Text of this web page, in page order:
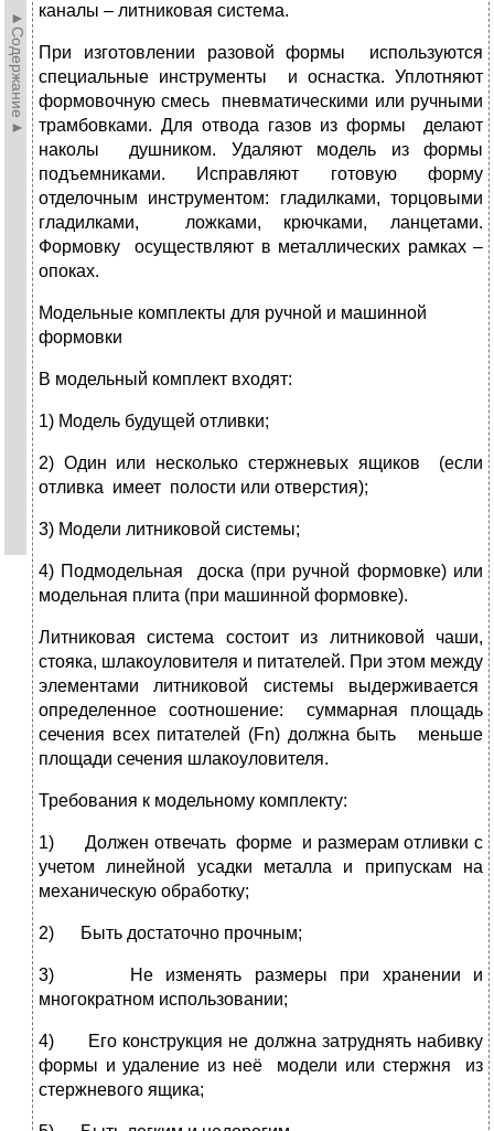
►Содержание►
каналы – литниковая система.
При изготовлении разовой формы используются
специальные инструменты и оснастка. Уплотняют
формовочную смесь пневматическими или ручными
трамбовками. Для отвода газов из формы делают
наколы душником. Удаляют модель из формы
подъемниками. Исправляют готовую форму
отделочным инструментом: гладилками, торцовыми
гладилками, ложками, крючками, ланцетами.
Формовку осуществляют в металлических рамках –
опоках.
Модельные комплекты для ручной и машинной
формовки
В модельный комплект входят:
1) Модель будущей отливки;
2) Один или несколько стержневых ящиков (если
отливка имеет полости или отверстия);
3) Модели литниковой системы;
4) Подмодельная доска (при ручной формовке) или
модельная плита (при машинной формовке).
Литниковая система состоит из литниковой чаши,
стояка, шлакоуловителя и питателей. При этом между
элементами литниковой системы выдерживается
определенное соотношение: суммарная площадь
сечения всех питателей (Fn) должна быть меньше
площади сечения шлакоуловителя.
Требования к модельному комплекту:
1) Должен отвечать форме и размерам отливки с
учетом линейной усадки металла и припускам на
механическую обработку;
2) Быть достаточно прочным;
3) Не изменять размеры при хранении и
многократном использовании;
4) Его конструкция не должна затруднять набивку
формы и удаление из неё модели или стержня из
стержневого ящика;